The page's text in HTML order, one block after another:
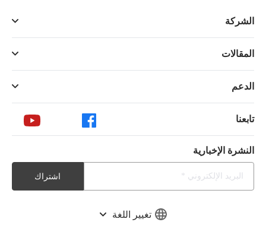
تغيير اللغة
الشركة
المقالات
الدعم
تابعنا
النشرة الإخبارية
اشتراك